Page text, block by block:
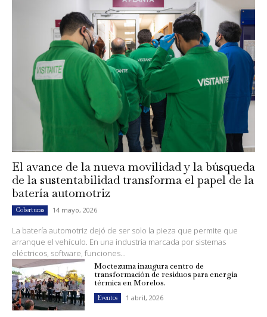
El avance de la nueva movilidad y la búsqueda
de la sustentabilidad transforma el papel de la
batería automotriz
Coberturas 14 mayo, 2026
La batería automotriz dejó de ser solo la pieza que permite que
arranque el vehículo. En una industria marcada por sistemas
eléctricos, software, funciones...
Moctezuma inaugura centro de
transformación de residuos para energía
térmica en Morelos.
Eventos 1 abril, 2026